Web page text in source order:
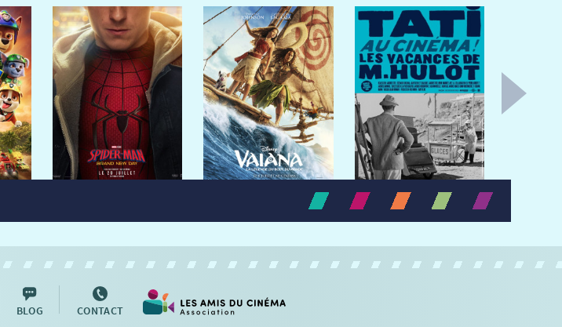
BLOG CONTACT